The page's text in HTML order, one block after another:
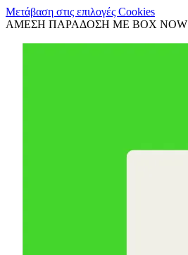
Μετάβαση στις επιλογές Cookies
ΑΜΕΣΗ ΠΑΡΑΔΟΣΗ ΜΕ BOX NOW